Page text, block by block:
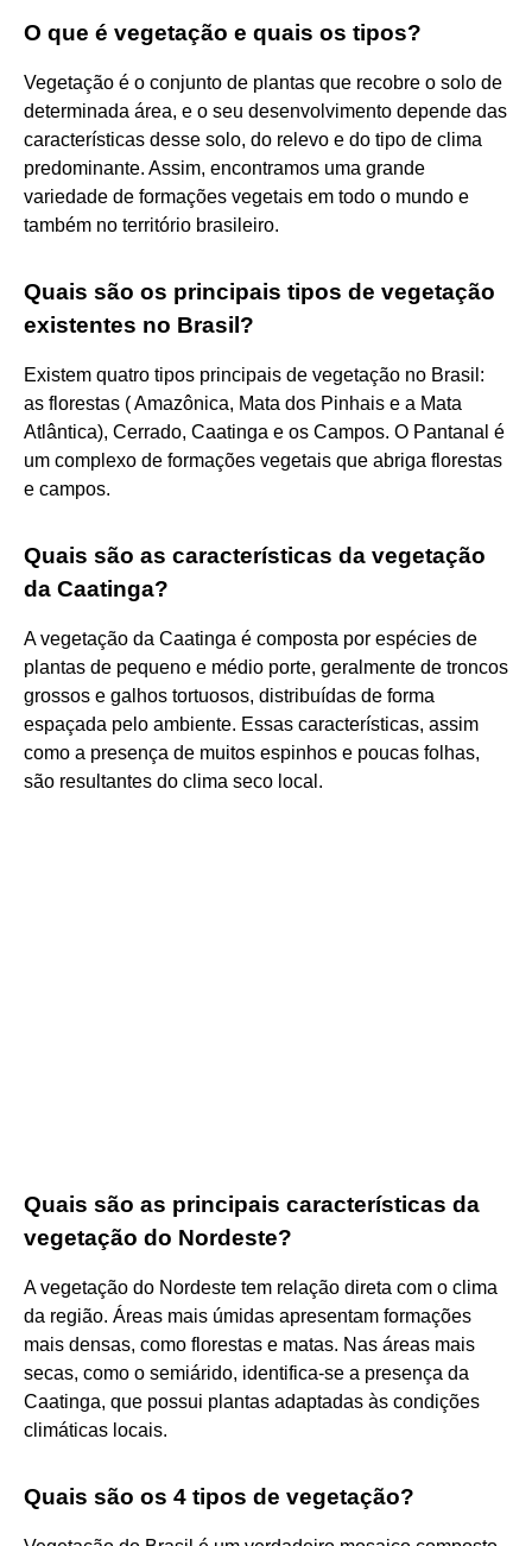
O que é vegetação e quais os tipos?
Vegetação é o conjunto de plantas que recobre o solo de
determinada área, e o seu desenvolvimento depende das
características desse solo, do relevo e do tipo de clima
predominante. Assim, encontramos uma grande
variedade de formações vegetais em todo o mundo e
também no território brasileiro.
Quais são os principais tipos de vegetação
existentes no Brasil?
Existem quatro tipos principais de vegetação no Brasil:
as florestas ( Amazônica, Mata dos Pinhais e a Mata
Atlântica), Cerrado, Caatinga e os Campos. O Pantanal é
um complexo de formações vegetais que abriga florestas
e campos.
Quais são as características da vegetação
da Caatinga?
A vegetação da Caatinga é composta por espécies de
plantas de pequeno e médio porte, geralmente de troncos
grossos e galhos tortuosos, distribuídas de forma
espaçada pelo ambiente. Essas características, assim
como a presença de muitos espinhos e poucas folhas,
são resultantes do clima seco local.
Quais são as principais características da
vegetação do Nordeste?
A vegetação do Nordeste tem relação direta com o clima
da região. Áreas mais úmidas apresentam formações
mais densas, como florestas e matas. Nas áreas mais
secas, como o semiárido, identifica-se a presença da
Caatinga, que possui plantas adaptadas às condições
climáticas locais.
Quais são os 4 tipos de vegetação?